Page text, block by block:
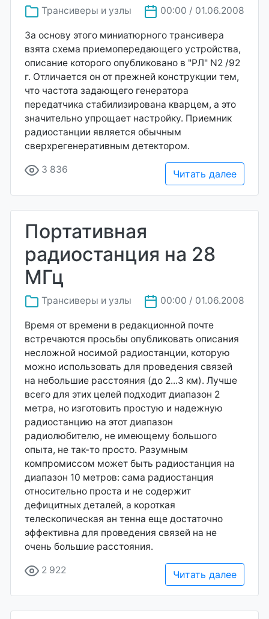
Трансиверы и узлы 00:00 / 01.06.2008
За основу этого миниатюрного трансивера
взята схема приемопередающего устройства,
описание которого опубликовано в "РЛ" N2 /92
г. Отличается он от прежней конструкции тем,
что частота задающего генератора
передатчика стабилизирована кварцем, а это
значительно упрощает настройку. Приемник
радиостанции является обычным
сверхрегенеративным детектором.
3 836 Читать далее
Портативная
радиостанция на 28
МГц
Трансиверы и узлы 00:00 / 01.06.2008
Время от времени в редакционной почте
встречаются просьбы опубликовать описания
несложной носимой радиостанции, которую
можно использовать для проведения связей
на небольшие расстояния (до 2...3 км). Лучше
всего для этих целей подходит диапазон 2
метра, но изготовить простую и надежную
радиостанцию на этот диапазон
радиолюбителю, не имеющему большого
опыта, не так-то просто. Разумным
компромиссом может быть радиостанция на
диапазон 10 метров: сама радиостанция
относительно проста и не содержит
дефицитных деталей, а короткая
телескопическая ан тенна еще достаточно
эффективна для проведения связей на не
очень большие расстояния.
2 922 Читать далее